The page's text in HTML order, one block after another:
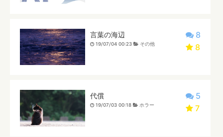
8
8
言葉の海辺
19/07/04 00:23 その他
5
7
代償
19/07/03 00:18 ホラー